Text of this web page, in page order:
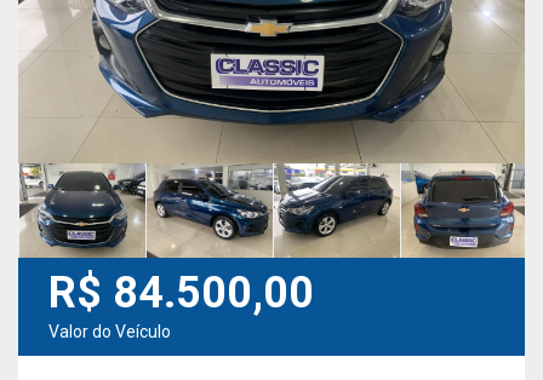
R$ 84.500,00
Valor do Veículo